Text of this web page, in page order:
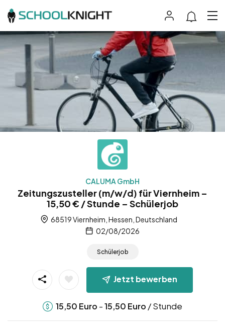
CALUMA GmbH
Zeitungszusteller (m/w/d) für Viernheim –
15,50 € / Stunde – Schülerjob
68519 Viernheim, Hessen, Deutschland
02/08/2026
Schülerjob
Jetzt bewerben
15,50 Euro -15,50 Euro / Stunde